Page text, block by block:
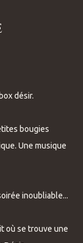
désir.
bougies
Une musique
inoubliable...
où se trouve une